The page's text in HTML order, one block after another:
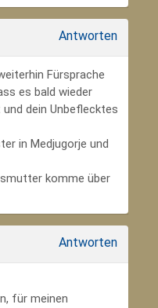
Antworten
Fürsprache
es bald wieder
dein Unbeflecktes
in Medjugorje und
komme über
Antworten
für meinen